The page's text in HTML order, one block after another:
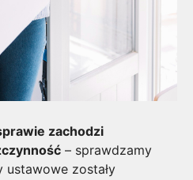
zachodzi
– sprawdzamy
ustawowe zostały